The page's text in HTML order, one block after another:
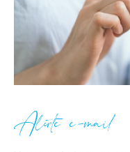
Alerte e-mail